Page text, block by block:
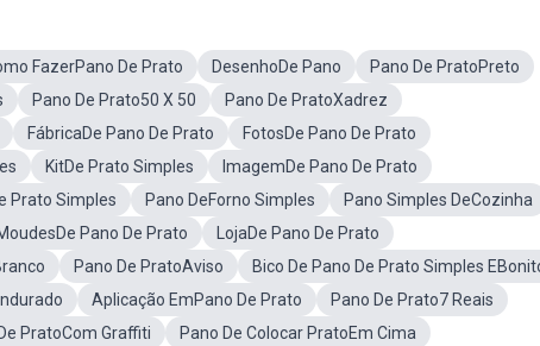
FazerPano De Prato DesenhoDe Pano
Pano De PratoPreto
Pano De Prato50 X 50
Pano De PratoXadrez
FábricaDe Pano De Prato
FotosDe Pano De Prato
KitDe Prato Simples
ImagemDe Pano De Prato
Prato Simples Pano DeForno Simples
Pano Simples DeCozinha
Pano De Prato
LojaDe Pano De Prato
Pano De PratoAviso
Bico De Pano De Prato Simples
Aplicação EmPano De Prato
Pano De Prato7 Reais
PratoCom Graffiti
Pano De Colocar PratoEm Cima